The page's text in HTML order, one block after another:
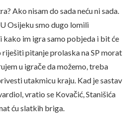
Ako nisam do sada neću ni sada.
Osijeku smo dugo lomili
kako im igra samo pobjeda i bit će
riješiti pitanje prolaska na SP morat
u igrače da možemo, treba
utakmicu kraju. Kad je sastav
vratio se Kovačić, Stanišića
ću slatkih briga.